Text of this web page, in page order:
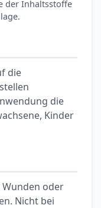
der Inhaltsstoffe
die
die
Kinder
oder
Nicht bei